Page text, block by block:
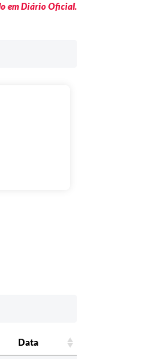
em Diário Oficial.
Data